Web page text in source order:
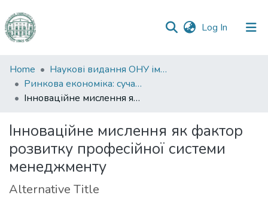
Log In (current)
Communities
&
Collections
Statistics
Home
Наукові видання ОНУ імені І. І. Мечникова
Ринкова економіка: сучасна теорія і практика управління
Інноваційне мислення як фактор розвитку професійної системи менеджменту
Інноваційне мислення як фактор
розвитку професійної системи
менеджменту
Alternative Title